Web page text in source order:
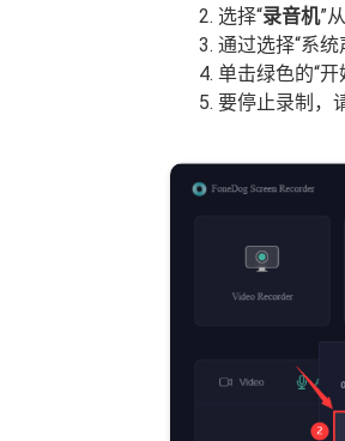
选择“录音机”
通过选择“系统
单击绿色的“开
要停止录制，